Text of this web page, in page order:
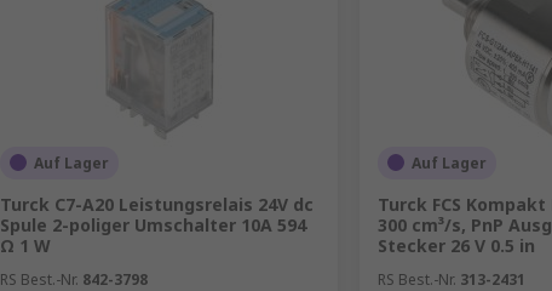
Auf Lager
Turck C7-A20 Leistungsrelais 24V dc
Spule 2-poliger Umschalter 10A 594
Ω 1 W
RS Best.-Nr. 842-3798
Auf Lager
Turck FCS
300 cm³/s, PnP
Stecker 26 V 0.5 in
RS Best.-Nr. 313-2431